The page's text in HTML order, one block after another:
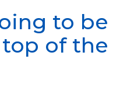
to be
of the